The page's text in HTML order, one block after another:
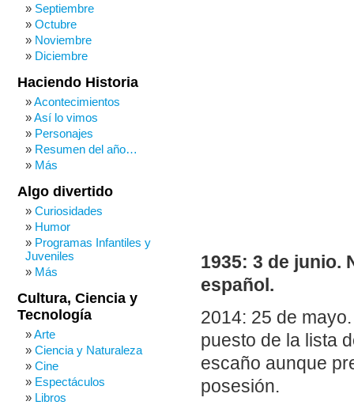
1935: 3 de junio.
español.
2014: 25 de
puesto de la lista
escaño aunque
posesión.
Septiembre
Octubre
Noviembre
Diciembre
Haciendo Historia
Acontecimientos
Así lo vimos
Personajes
Resumen del año…
Más
Algo divertido
Curiosidades
Humor
Programas Infantiles y
Juveniles
Más
Cultura, Ciencia y
Tecnología
Arte
Ciencia y Naturaleza
Cine
Espectáculos
Libros